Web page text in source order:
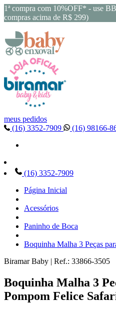
1ª compra com 10%OFF* - use
compras acima de R$ 299)
meus pedidos
(16) 3352-7909
(16) 98166-
(16) 3352-7909
Página Inicial
Acessórios
Paninho de Boca
Boquinha Malha 3 Peças
Biramar Baby | Ref.: 33866-3505
Boquinha Malha 3
Pompom Felice